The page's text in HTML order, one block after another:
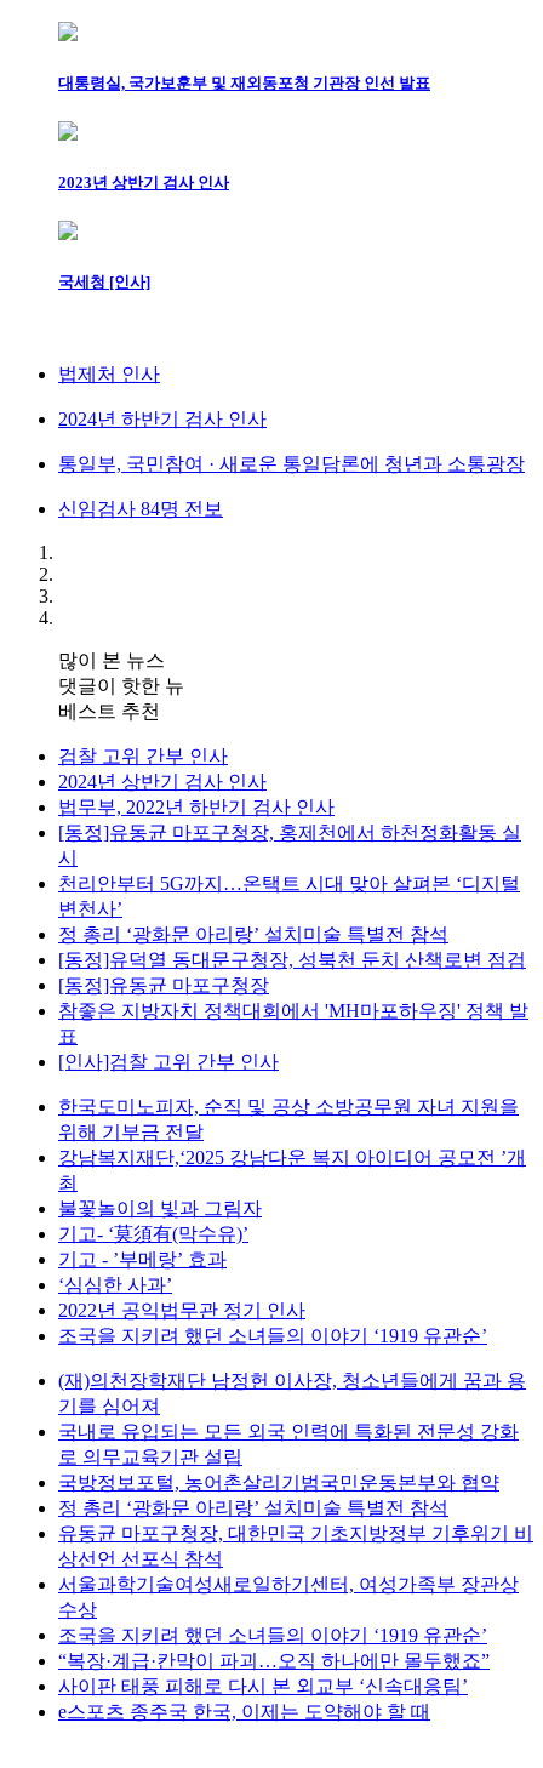
대통령실, 국가보훈부 및 재외동포청 기관장 인선 발표
2023년 상반기 검사 인사
국세청 [인사]
법제처 인사
2024년 하반기 검사 인사
통일부, 국민참여 · 새로운 통일담론에 청년과 소통광장
신임검사 84명 전보
많이 본 뉴스
댓글이 핫한 뉴
베스트 추천
검찰 고위 간부 인사
2024년 상반기 검사 인사
법무부, 2022년 하반기 검사 인사
[동정]유동균 마포구청장, 홍제천에서 하천정화활동 실
시
천리안부터 5G까지…온택트 시대 맞아 살펴본 ‘디지털
변천사’
정 총리 ‘광화문 아리랑’ 설치미술 특별전 참석
[동정]유덕열 동대문구청장, 성북천 둔치 산책로변 점검
[동정]유동균 마포구청장
참좋은 지방자치 정책대회에서 'MH마포하우징' 정책 발
표
[인사]검찰 고위 간부 인사
한국도미노피자, 순직 및 공상 소방공무원 자녀 지원을
위해 기부금 전달
강남복지재단,‘2025 강남다운 복지 아이디어 공모전 ’개
최
불꽃놀이의 빛과 그림자
기고- ‘莫須有(막수유)’
기고 - ’부메랑’ 효과
‘심심한 사과’
2022년 공익법무관 정기 인사
조국을 지키려 했던 소녀들의 이야기 ‘1919 유관순’
(재)의천장학재단 남정헌 이사장, 청소년들에게 꿈과 용
기를 심어져
국내로 유입되는 모든 외국 인력에 특화된 전문성 강화
로 의무교육기관 설립
국방정보포털, 농어촌살리기범국민운동본부와 협약
정 총리 ‘광화문 아리랑’ 설치미술 특별전 참석
유동균 마포구청장, 대한민국 기초지방정부 기후위기 비
상선언 선포식 참석
서울과학기술여성새로일하기센터, 여성가족부 장관상
수상
조국을 지키려 했던 소녀들의 이야기 ‘1919 유관순’
“복장·계급·칸막이 파괴…오직 하나에만 몰두했죠”
사이판 태풍 피해로 다시 본 외교부 ‘신속대응팀’
e스포츠 종주국 한국, 이제는 도약해야 할 때